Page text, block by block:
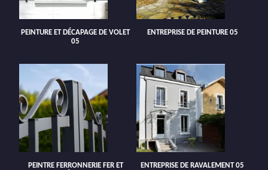
PEINTURE ET DÉCAPAGE DE VOLET
05
ENTREPRISE DE PEINTURE 05
PEINTRE FERRONNERIE FER ET
ENTREPRISE DE RAVALEMENT 05